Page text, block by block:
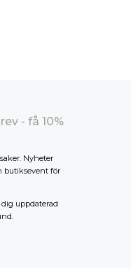
- få 10%
Nyheter
butiksevent för
uppdaterad